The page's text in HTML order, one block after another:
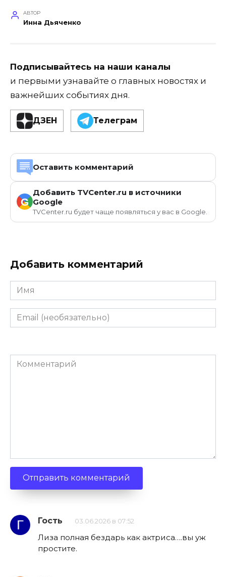
АВТОР
Инна Дьяченко
Подписывайтесь на наши каналы
и первыми узнавайте о главных новостях и
важнейших событиях дня.
ДЗЕН Телеграм
Оставить комментарий
G
Добавить TVCenter.ru в источники
Google
TVCenter.ru будет чаще появляться у вас в Google.
Добавить комментарий
Имя
Email
(необязательно)
Комментарий
Гость 03.06.2026 в 07:52
Лиза полная бездарь как актриса….вы уж
простите.